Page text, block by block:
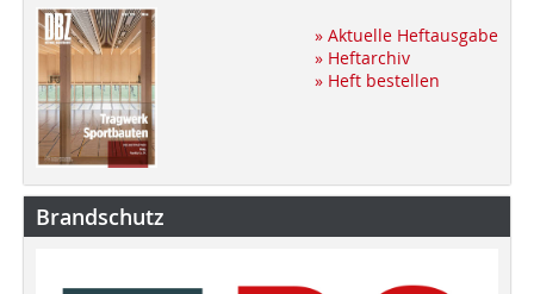
» Aktuelle Heftausgabe
» Heftarchiv
» Heft bestellen
Brandschutz